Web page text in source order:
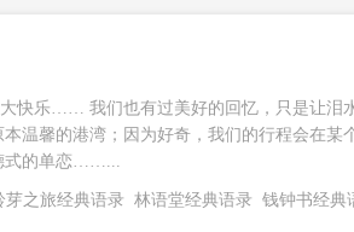
快乐…… 我们也有过美好的回忆，只是让泪
温馨的港湾；因为好奇，我们的行程会在某
式的单恋……...
芽之旅经典语录 林语堂经典语录
钱钟书经典